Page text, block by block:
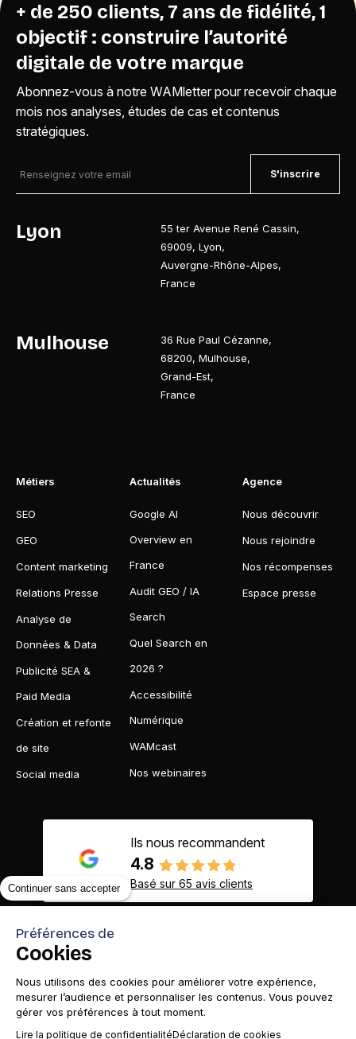
+ de 250 clients, 7 ans de fidélité, 1
objectif : construire l’autorité
digitale de votre marque
Abonnez-vous à notre WAMletter pour recevoir chaque
mois nos analyses, études de cas et contenus
stratégiques.
S'inscrire
Lyon 55 ter Avenue René Cassin,
69009,Lyon,
Auvergne-Rhône-Alpes,
France
Mulhouse 36 Rue Paul Cézanne,
68200,Mulhouse,
Grand-Est,
France
Métiers
SEO
GEO
Content marketing
Relations Presse
Analyse de
Données & Data
Publicité SEA &
Paid Media
Création et refonte
de site
Social media
Actualités
Google AI
Overview en
France
Audit GEO / IA
Search
Quel Search en
2026 ?
Accessibilité
Numérique
WAMcast
Nos webinaires
Agence
Nous découvrir
Nous rejoindre
Nos récompenses
Espace presse
Ils nous recommandent
4.8
Basé sur 65 avis clients
Continuer sans accepter
Préférences de
Cookies
Nous utilisons des cookies pour améliorer votre expérience,
mesurer l’audience et personnaliser les contenus. Vous pouvez
gérer vos préférences à tout moment.
Lire la politique de confidentialitéDéclaration de cookies